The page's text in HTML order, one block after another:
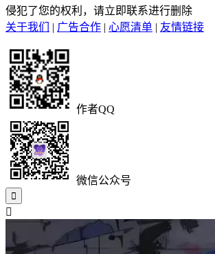
侵犯了您的权利，请立即联系进行删除
关于我们
| 广告合作 | 心愿清单 | 友情链接
作者QQ
微信公众号